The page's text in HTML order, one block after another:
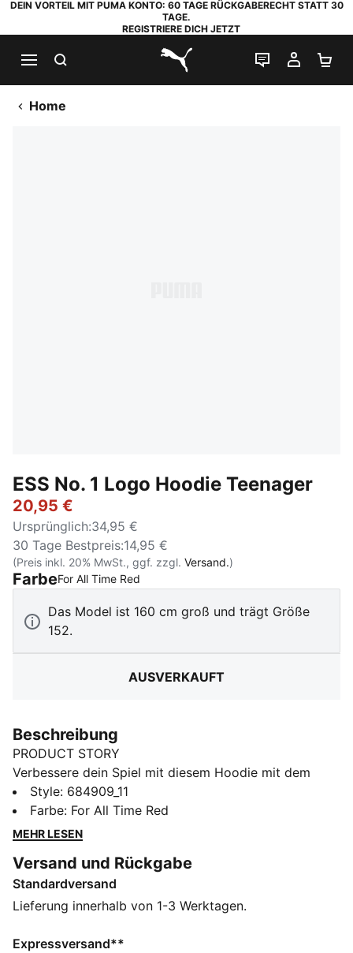
DEIN VORTEIL MIT PUMA KONTO: 60 TAGE RÜCKGABERECHT STATT 30
TAGE.
REGISTRIERE DICH JETZT
PUMA.com
LIVE-CHAT
MEIN
Home
ESS No. 1 Logo Hoodie Teenager
20,95 €
Ursprünglich:34,95 €
30 Tage Bestpreis:14,95 €
(Preis inkl. 20% MwSt., ggf. zzgl. Versand.)
FarbeFor All Time Red
Das Model ist 160 cm groß und trägt Größe
152.
AUSVERKAUFT
Beschreibung
PRODUCT STORY
Verbessere dein Spiel mit diesem Hoodie mit dem
PUMA No. 1 Logo, einer Kapuze mit kuscheligem
Jerseyfutter und gerippten Bündchen und Saum.
Perfekt für jedes Abenteuer, verbindet dieses Teil
und sorge für Aufsehen.
FEATURES + VORTEILE
Hergestellt aus mindestens 50 % recycelten
DETAILS
Style: 684909_11
Farbe: For All Time Red
MEHR LESEN
Versand und Rückgabe
Standardversand
Lieferung innerhalb von 1-3 Werktagen.
Expressversand**